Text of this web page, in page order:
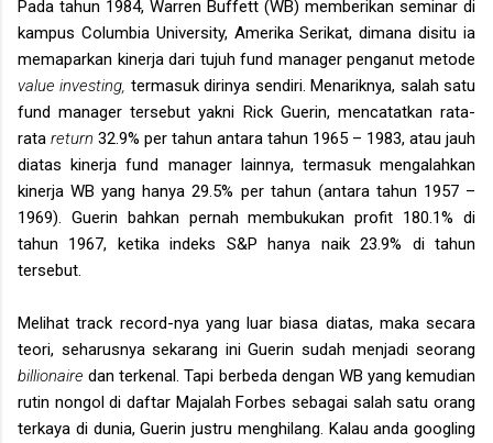
Pada tahun 1984, Warren Buffett (WB) memberikan seminar di
kampus Columbia University, Amerika Serikat, dimana disitu ia
memaparkan kinerja dari tujuh fund manager penganut metode
value investing, termasuk dirinya sendiri. Menariknya, salah satu
fund manager tersebut yakni Rick Guerin, mencatatkan rata-
rata return 32.9% per tahun antara tahun 1965 – 1983, atau jauh
diatas kinerja fund manager lainnya, termasuk mengalahkan
kinerja WB yang hanya 29.5% per tahun (antara tahun 1957 –
1969). Guerin bahkan pernah membukukan profit 180.1% di
tahun 1967, ketika indeks S&P hanya naik 23.9% di tahun
tersebut.
Melihat track record-nya yang luar biasa diatas, maka secara
teori, seharusnya sekarang ini Guerin sudah menjadi seorang
billionairedan terkenal. Tapi berbeda dengan WB yang kemudian
rutin nongol di daftar Majalah Forbes sebagai salah satu orang
terkaya di dunia, Guerin justru menghilang. Kalau anda googling